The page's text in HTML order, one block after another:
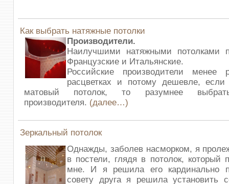
Как выбрать натяжные потолки
Производители.
Наилучшими натяжными потолками
Французские и Итальянские.
Российские производители менее
расцветках и потому дешевле, если
матовый потолок, то разумнее выбрать
производителя. (далее…)
Зеркальный потолок
Однажды, заболев насморком, я
в постели, глядя в потолок, который
мне. И я решила его кардинально
совету друга я решила установить